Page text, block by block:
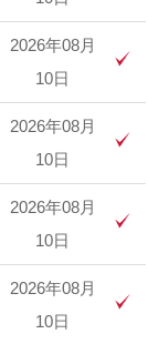
2026年08月
10日
2026年08月
10日
2026年08月
10日
2026年08月
10日